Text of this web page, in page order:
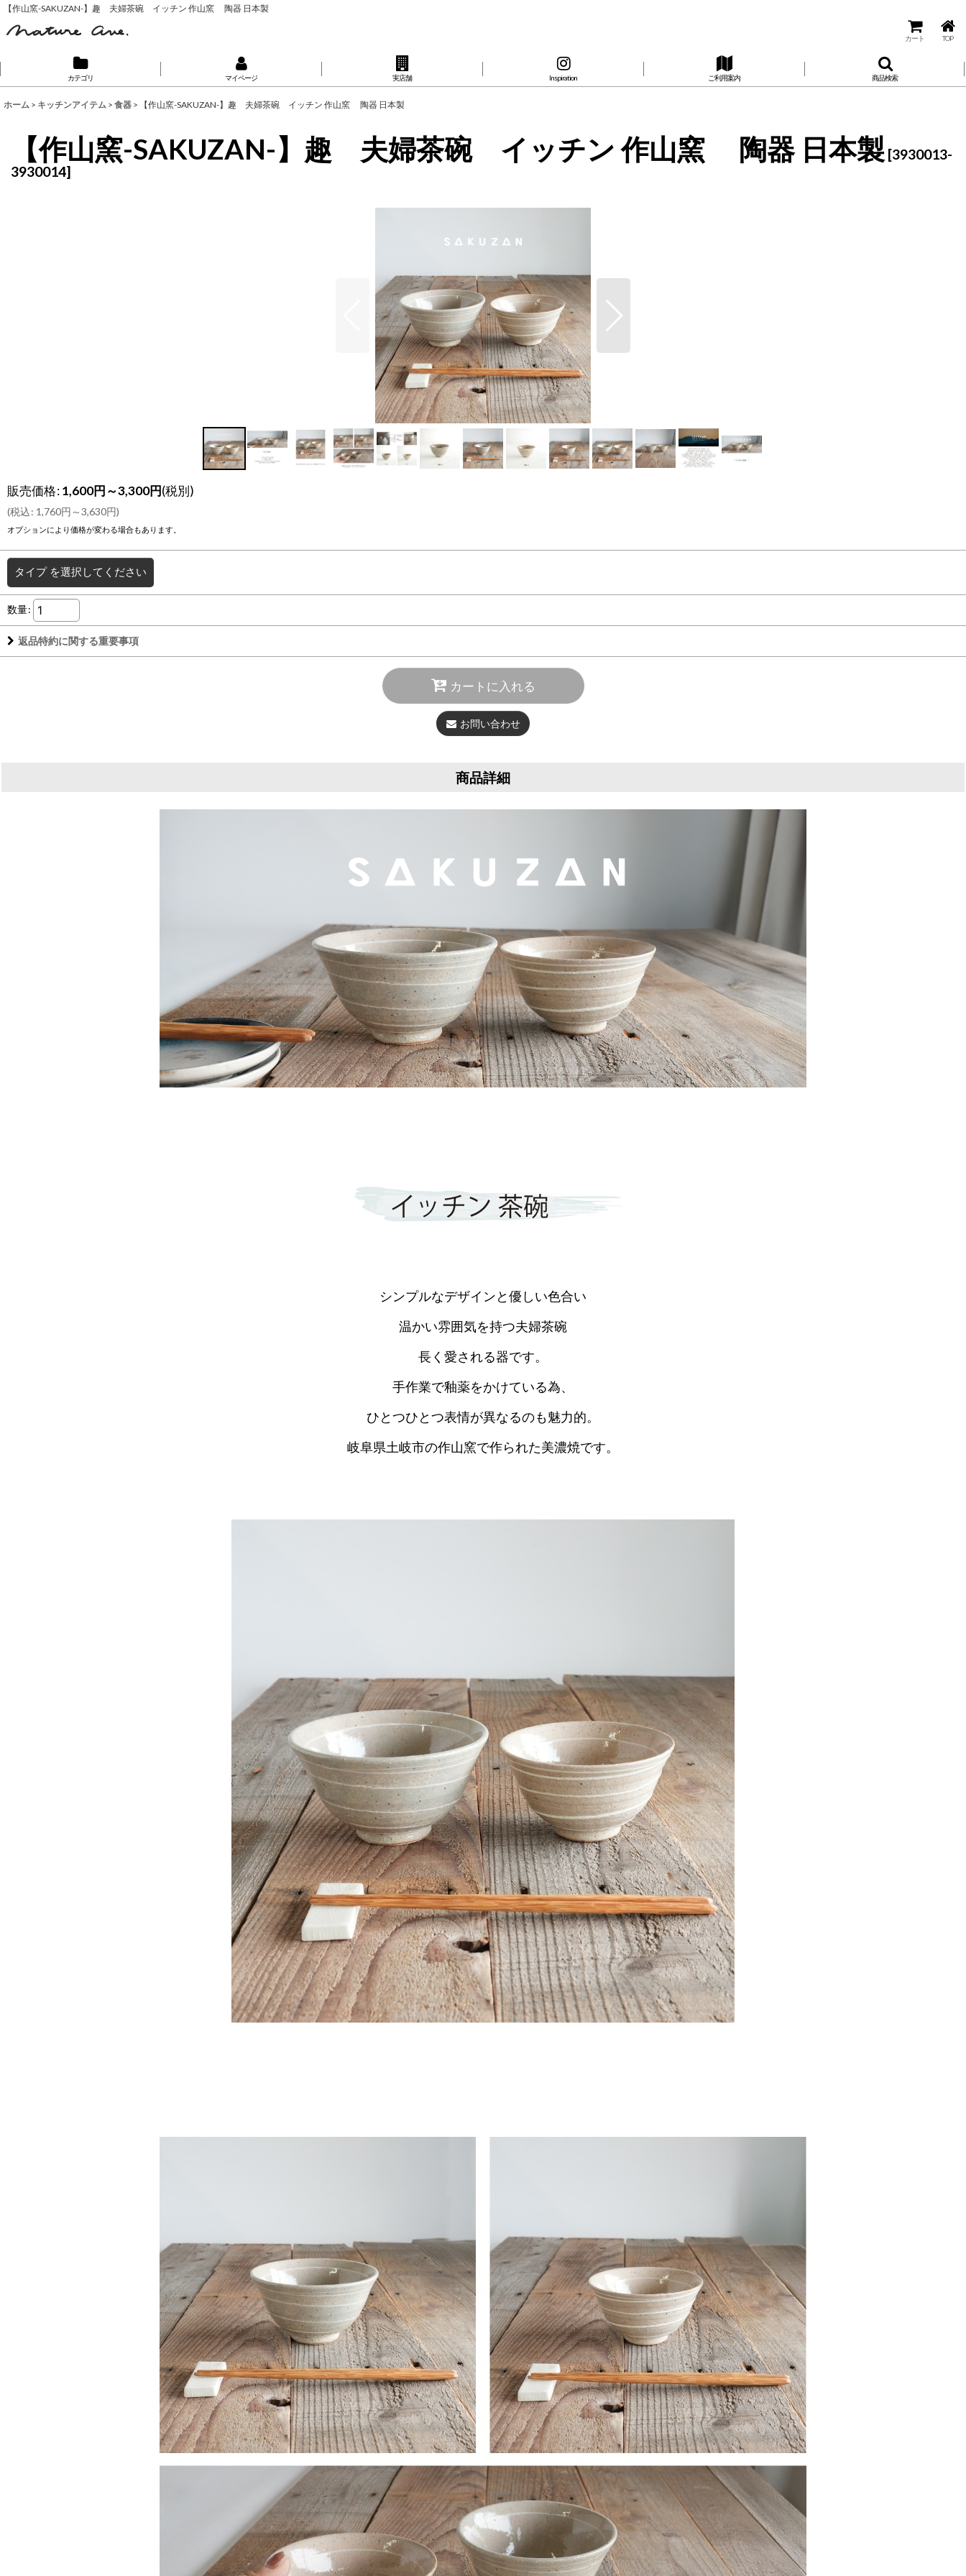
【作山窯-SAKUZAN-】趣 夫婦茶碗 イッチン 作山窯 陶器 日本製
カート TOP
カテゴリ マイページ 実店舗 Inspiration ご利用案内 商品検索
ホーム > キッチンアイテム > 食器 > 【作山窯-SAKUZAN-】趣 夫婦茶碗 イッチン 作山窯 陶器 日本製
【作山窯-SAKUZAN-】趣 夫婦茶碗 イッチン 作山窯 陶器 日本製 [3930013-
3930014]
販売価格:1,600円～3,300円(税別)
(税込: 1,760円 ～3,630円)
オプションにより価格が変わる場合もあります。
タイプ を選択してください
数量:
返品特約に関する重要事項
カートに入れる
お問い合わせ
商品詳細
シンプルなデザインと優しい色合い
温かい雰囲気を持つ夫婦茶碗
長く愛される器です。
手作業で釉薬をかけている為、
ひとつひとつ表情が異なるのも魅力的。
岐阜県土岐市の作山窯で作られた美濃焼です。